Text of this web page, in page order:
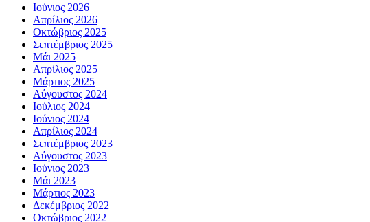
Ιούνιος 2026
Απρίλιος 2026
Οκτώβριος 2025
Σεπτέμβριος 2025
Μάι 2025
Απρίλιος 2025
Μάρτιος 2025
Αύγουστος 2024
Ιούλιος 2024
Ιούνιος 2024
Απρίλιος 2024
Σεπτέμβριος 2023
Αύγουστος 2023
Ιούνιος 2023
Μάι 2023
Μάρτιος 2023
Δεκέμβριος 2022
Οκτώβριος 2022